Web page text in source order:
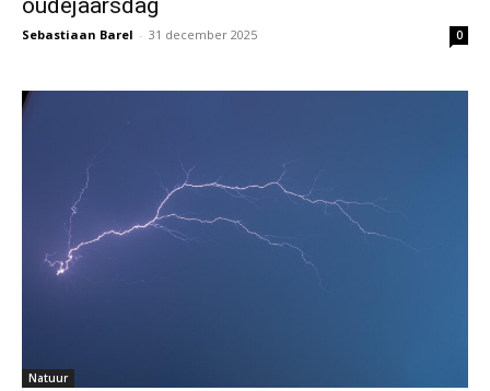
oudejaarsdag
Sebastiaan Barel - 31 december 2025 0
Natuur